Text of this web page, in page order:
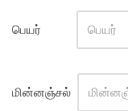
பெயர்
மின்னஞ்சல்